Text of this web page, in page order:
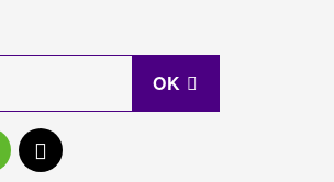
OK